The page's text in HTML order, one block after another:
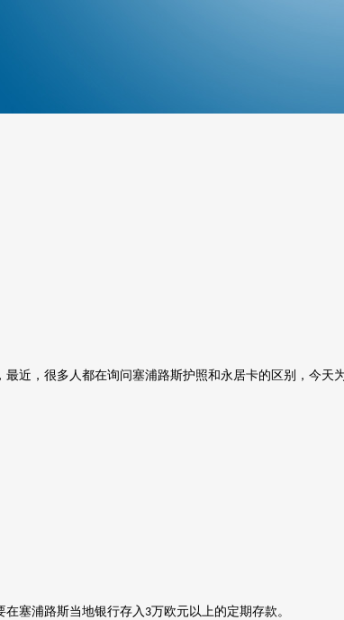
近，很多人都在询问塞浦路斯护照和永居卡的区别，今天
塞浦路斯当地银行存入 3万欧元以上的定期存款。